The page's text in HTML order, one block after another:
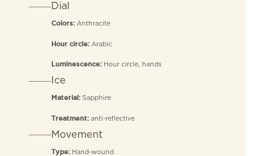
Dial
Colors: Anthracite
Hour circle: Arabic
Luminescence: Hour circle, hands
Ice
Material: Sapphire
Treatment: anti-reflective
Movement
Type: Hand-wound